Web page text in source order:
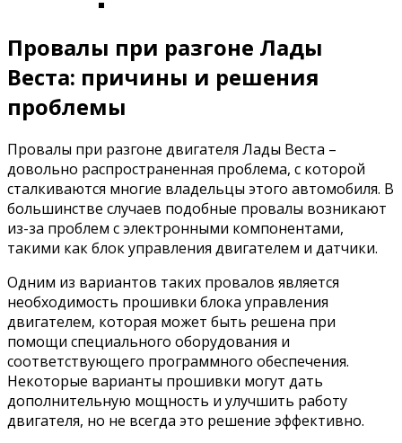
Провалы при разгоне Лады
Веста: причины и решения
проблемы
Провалы при разгоне двигателя Лады Веста –
довольно распространенная проблема, с которой
сталкиваются многие владельцы этого автомобиля. В
большинстве случаев подобные провалы возникают
из-за проблем с электронными компонентами,
такими как блок управления двигателем и датчики.
Одним из вариантов таких провалов является
необходимость прошивки блока управления
двигателем, которая может быть решена при
помощи специального оборудования и
соответствующего программного обеспечения.
Некоторые варианты прошивки могут дать
дополнительную мощность и улучшить работу
двигателя, но не всегда это решение эффективно.